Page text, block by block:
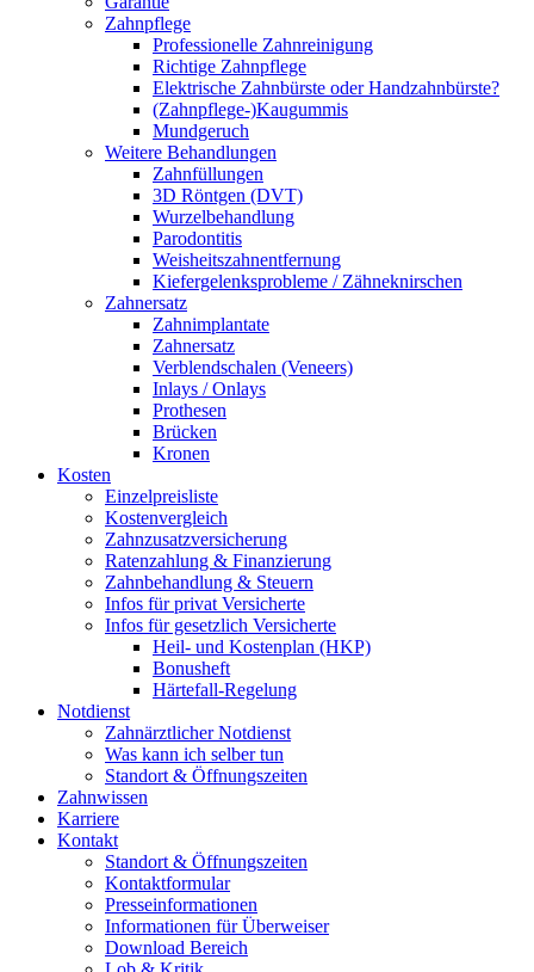
Zahnpflege
Professionelle Zahnreinigung
Richtige Zahnpflege
Elektrische Zahnbürste oder Handzahnbürste?
(Zahnpflege-)Kaugummis
Mundgeruch
Weitere Behandlungen
Zahnfüllungen
3D Röntgen (DVT)
Wurzelbehandlung
Parodontitis
Weisheitszahnentfernung
Kiefergelenksprobleme / Zähneknirschen
Zahnersatz
Zahnimplantate
Zahnersatz
Verblendschalen (Veneers)
Inlays / Onlays
Prothesen
Brücken
Kronen
Kosten
Einzelpreisliste
Kostenvergleich
Zahnzusatzversicherung
Ratenzahlung & Finanzierung
Zahnbehandlung & Steuern
Infos für privat Versicherte
Infos für gesetzlich Versicherte
Heil- und Kostenplan (HKP)
Bonusheft
Härtefall-Regelung
Notdienst
Zahnärztlicher Notdienst
Was kann ich selber tun
Standort & Öffnungszeiten
Zahnwissen
Karriere
Kontakt
Standort & Öffnungszeiten
Kontaktformular
Presseinformationen
Informationen für Überweiser
Download Bereich